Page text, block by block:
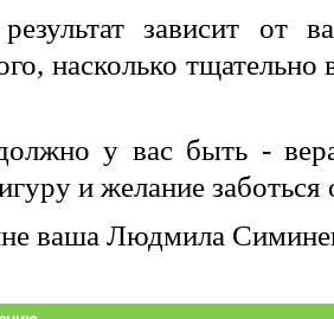
зависит от
насколько
у вас быть -
и желание заботься
ваша Людмила